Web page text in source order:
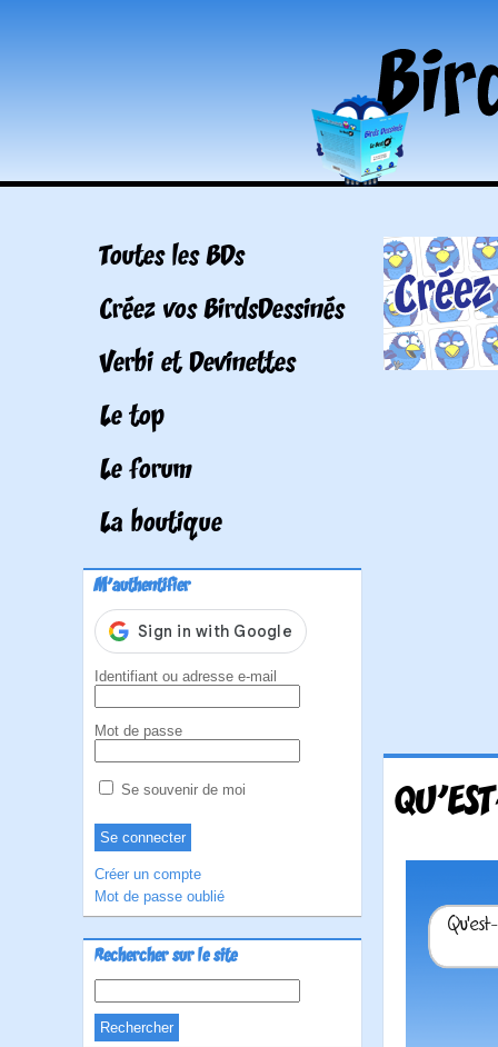
Toutes les BDs
Créez vos BirdsDessinés
Verbi et Devinettes
Le top
Le forum
La boutique
M'authentifier
Identifiant ou adresse e-mail
Mot de passe
Se souvenir de moi
Créer un compte
Mot de passe oublié
Rechercher sur le site